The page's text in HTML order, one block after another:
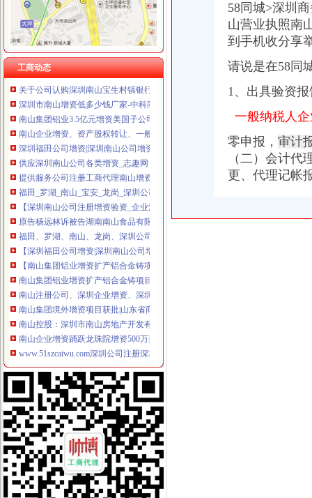
工商动态
招商银行--06南山（0）履约况及偿能力分析报告
未来3年资本支出逾百亿南山集团中票融资8亿元_中国经济网——国家
南山控股拟收购控股股东旗下资产-中国金融信息网
深圳公司注册深圳注册公司深圳公司增资深圳增资代理深圳南山公司注
【南山公司增资】价格,厂家,图片,公司注册、年检、变更,深圳启
关于公司认购深圳南山宝生村镇银行股份有限公司增资股份的进展公告
深圳市南山增资低多少钱厂家-中科商务网-深圳市尚华企业管理咨
南山集团铝业3.5亿元增资美国子公司（转载）_百姓声音_天涯论坛_
南山企业增资、资产股权转让、一般纳税人转正包过！-深圳58同城
深圳福田公司增资|深圳南山公司增资|深圳罗湖公司增资|龙岗公司增资
供应深圳南山公司各类增资_志趣网
提供服务公司注册工商代理南山增资、南山公司增资、南山区图片_高
福田_罗湖_南山_宝安_龙岗_深圳公司增资_增资_增资增资-钱眼商
【深圳南山公司注册增资验资_企业注册验资_新公司注册验资】-深圳
原告杨远林诉被告湖南南山食品有限公司公司增资纠纷-判裁案例-
福田、罗湖、南山、龙岗、深圳公司增资、增资注册-深圳58同城
【深圳福田公司增资|深圳南山公司增资|深圳罗湖公司增资|垫资】价格_
【南山集团铝业增资扩产铝合金铸项目】据悉,为了应对在_南山铝
南山集团铝业增资扩产铝合金铸项目_南山集团_新浪博客
南山注册公司、深圳企业增资、深圳执照增资、代办深圳公司
南山集团境外增资项目获批|山东省商务厅
南山控股：深圳市南山房地产开发有限公司拟增资深圳市赤湾房地产开
南山企业增资踊跃龙珠院增资500万美元,今年8月试业_新闻中心_
www.51szcaiwu.com深圳公司注册深圳注册公司深圳公司增资深圳增资
速度决定生力福田罗湖南山公司增资快速代办-钱眼产品
【图】2016深圳南山超摆帐显账增资可银行流水_成都公司注册
山东南山铝业股份有限公司增资南山美国先进铝技术有限责任公司建设
【深圳南山注册验资增资_代办验资增资_企业验资增资】-深圳赶集网
南山铝业拟对控股子公司氧化铝公司增资1,875万美元_铝型材-中国建
董你好,请问去年南山控股拟增资控股赤湾地产的计划目前进展如
南山营业执照南山公司注册南山增资1000元办理-深圳58同城
南山区3亿元增资扶持总部经济可获300万_房产资讯-深圳房天下
南山华冠铝材增资项目近日获批_型材专区_幕墙网
深圳公司增资增加注册资金深圳企业公司2015优惠季_深圳东来迎紫企
58同城>深圳
山营业执照南
到手机收分享
请说是在58同
1、 出具验资
一般纳税人
零申报， 审计
（二）会计代
更、 代理记帐